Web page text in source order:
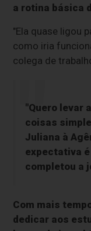
a rotina básica
"Ela quase ligou
como iria
colega de
"Quero levar
coisas
Juliana à
expectativa
completou a
Com mais
dedicar aos